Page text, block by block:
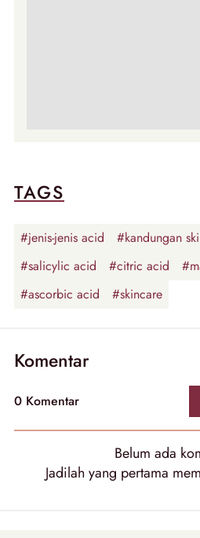
TAGS
#jenis-jenis acid #kandungan
#salicylic acid
#citric acid
#ascorbic acid
#skincare
Komentar
0 Komentar
Belum ada
Jadilah yang pertama